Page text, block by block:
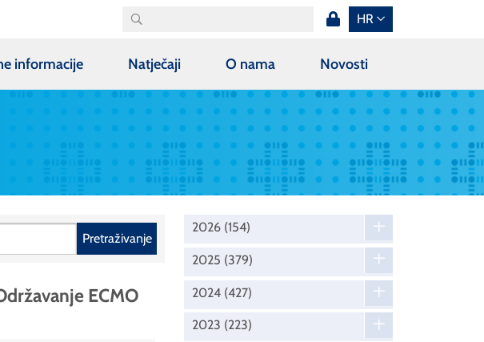
HR
informacije Natječaji O nama Novosti
Pretraživanje
ECMO
2026 (154)
2025 (379)
2024 (427)
2023 (223)